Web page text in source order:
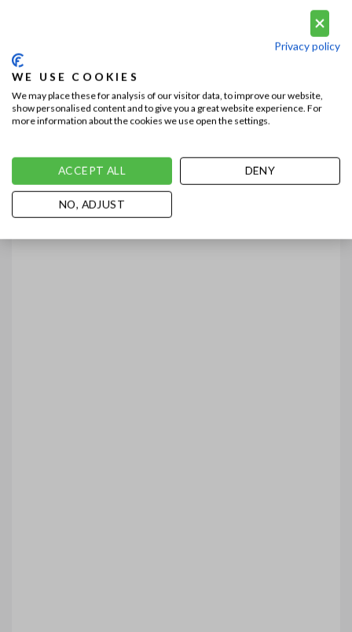
Privacy policy
WE USE COOKIES
We may place these for analysis of our visitor data, to improve our website,
show personalised content and to give you a great website experience. For
more information about the cookies we use open the settings.
ACCEPT ALL DENY
NO, ADJUST